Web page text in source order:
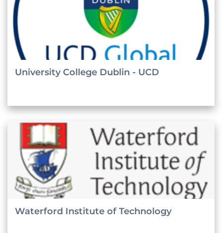
University College Dublin - UCD
Waterford Institute of Technology